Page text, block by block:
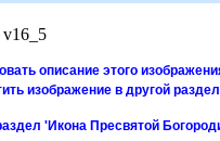
v16_5
описание этого
изображение в другой
'Икона Пресвятой